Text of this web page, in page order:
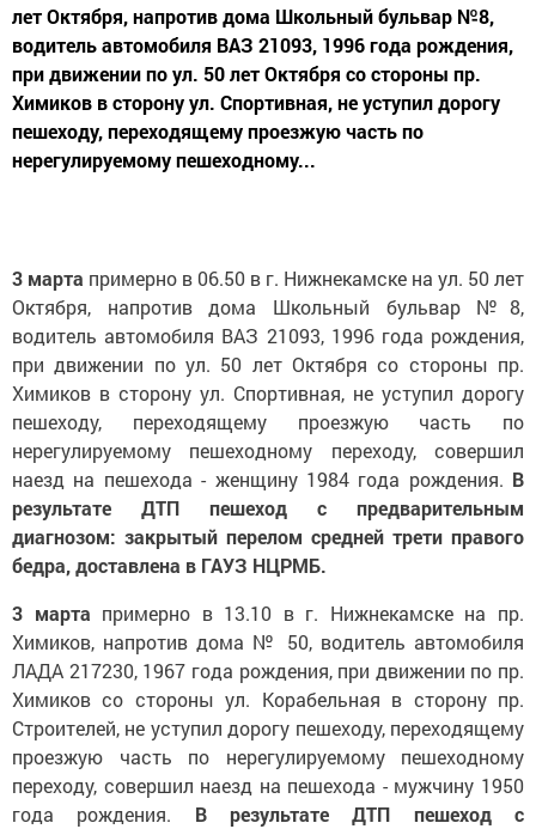
лет Октября, напротив дома Школьный бульвар №8,
водитель автомобиля ВАЗ 21093, 1996 года рождения,
при движении по ул. 50 лет Октября со стороны пр.
Химиков в сторону ул. Спортивная, не уступил дорогу
пешеходу, переходящему проезжую часть по
нерегулируемому пешеходному...
3 марта примерно в 06.50 в г. Нижнекамске на ул. 50 лет
Октября, напротив дома Школьный бульвар №8,
водитель автомобиля ВАЗ 21093, 1996 года рождения,
при движении по ул. 50 лет Октября со стороны пр.
Химиков в сторону ул. Спортивная, не уступил дорогу
пешеходу, переходящему проезжую часть по
нерегулируемому пешеходному переходу, совершил
наезд на пешехода - женщину 1984 года рождения. В
результате ДТП пешеход с предварительным
диагнозом: закрытый перелом средней трети правого
бедра, доставлена в ГАУЗ НЦРМБ.
3 марта примерно в 13.10 в г. Нижнекамске на пр.
Химиков, напротив дома № 50, водитель автомобиля
ЛАДА 217230, 1967 года рождения, при движении по пр.
Химиков со стороны ул. Корабельная в сторону пр.
Строителей, не уступил дорогу пешеходу, переходящему
проезжую часть по нерегулируемому пешеходному
переходу, совершил наезд на пешехода - мужчину 1950
года рождения. В результате ДТП пешеход с